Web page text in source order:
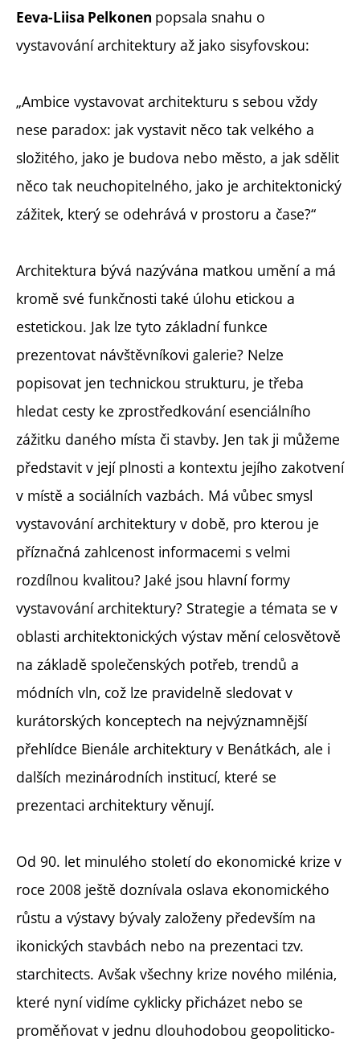
Eeva-Liisa Pelkonen popsala snahu o
vystavování architektury až jako sisyfovskou:
„Ambice vystavovat architekturu s sebou vždy
nese paradox: jak vystavit něco tak velkého a
složitého, jako je budova nebo město, a jak sdělit
něco tak neuchopitelného, jako je architektonický
zážitek, který se odehrává v prostoru a čase?“
Architektura bývá nazývána matkou umění a má
kromě své funkčnosti také úlohu etickou a
estetickou. Jak lze tyto základní funkce
prezentovat návštěvníkovi galerie? Nelze
popisovat jen technickou strukturu, je třeba
hledat cesty ke zprostředkování esenciálního
zážitku daného místa či stavby. Jen tak ji můžeme
představit v její plnosti a kontextu jejího zakotvení
v místě a sociálních vazbách. Má vůbec smysl
vystavování architektury v době, pro kterou je
příznačná zahlcenost informacemi s velmi
rozdílnou kvalitou? Jaké jsou hlavní formy
vystavování architektury? Strategie a témata se v
oblasti architektonických výstav mění celosvětově
na základě společenských potřeb, trendů a
módních vln, což lze pravidelně sledovat v
kurátorských konceptech na nejvýznamnější
přehlídce Bienále architektury v Benátkách, ale i
dalších mezinárodních institucí, které se
prezentaci architektury věnují.
Od 90. let minulého století do ekonomické krize v
roce 2008 ještě doznívala oslava ekonomického
růstu a výstavy bývaly založeny především na
ikonických stavbách nebo na prezentaci tzv.
starchitects. Avšak všechny krize nového milénia,
které nyní vidíme cyklicky přicházet nebo se
proměňovat v jednu dlouhodobou geopoliticko-